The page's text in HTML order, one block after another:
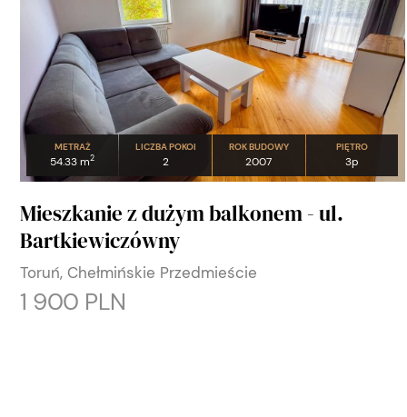
METRAŻ
54.33 m2
LICZBA POKOI
2
ROK BUDOWY
2007
PIĘTRO
3p
Mieszkanie z dużym balkonem - ul.
Bartkiewiczówny
Toruń, Chełmińskie Przedmieście
1 900 PLN